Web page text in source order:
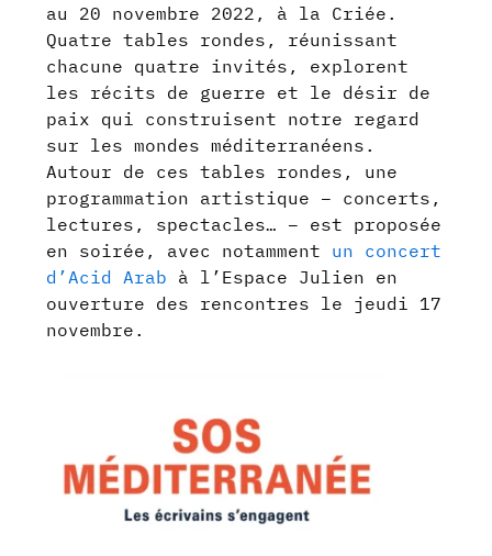
au 20 novembre 2022, à la Criée.
Quatre tables rondes, réunissant
chacune quatre invités, explorent
les récits de guerre et le désir de
paix qui construisent notre regard
sur les mondes méditerranéens.
Autour de ces tables rondes, une
programmation artistique – concerts,
lectures, spectacles… – est proposée
en soirée, avec notamment un concert
d’Acid Arab à l’Espace Julien en
ouverture des rencontres le jeudi 17
novembre.